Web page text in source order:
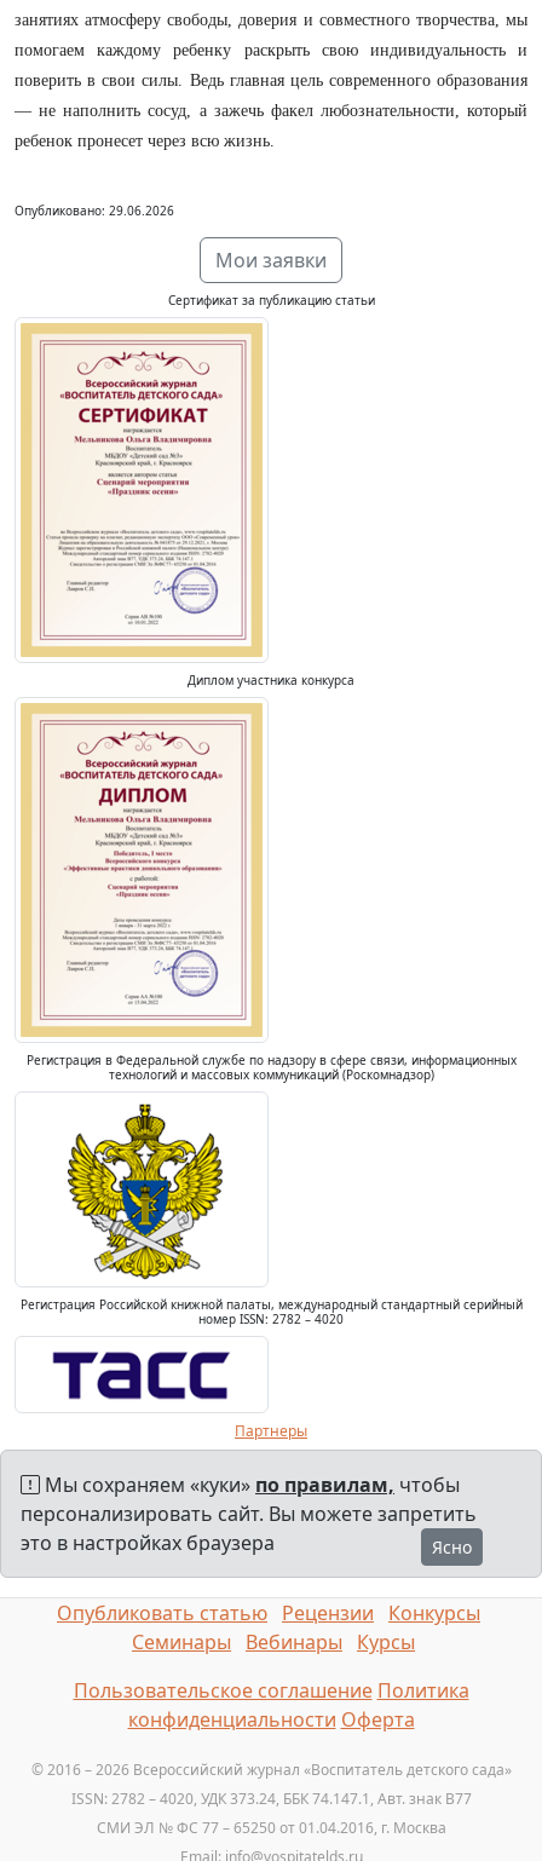
занятиях атмосферу свободы, доверия и совместного творчества, мы
помогаем каждому ребенку раскрыть свою индивидуальность и
поверить в свои силы. Ведь главная цель современного образования
— не наполнить сосуд, а зажечь факел любознательности, который
ребенок пронесет через всю жизнь.
Опубликовано: 29.06.2026
Мои заявки
Сертификат за публикацию статьи
Диплом участника конкурса
Регистрация в Федеральной службе по надзору в сфере связи, информационных
технологий и массовых коммуникаций (Роскомнадзор)
Регистрация Российской книжной палаты, международный стандартный серийный
номер ISSN: 2782 – 4020
Партнеры
Мы сохраняем «куки» по правилам, чтобы
персонализировать сайт. Вы можете запретить
это в настройках браузера
Ясно
Опубликовать статью Рецензии
Конкурсы
Семинары
Вебинары
Курсы
Пользовательское соглашение Политика
конфиденциальности Оферта
© 2016 – 2026 Всероссийский журнал «Воспитатель детского сада»
ISSN: 2782 – 4020, УДК 373.24, ББК 74.147.1, Авт. знак B77
СМИ ЭЛ № ФС 77 – 65250 от 01.04.2016, г. Москва
Email: info@vospitatelds.ru